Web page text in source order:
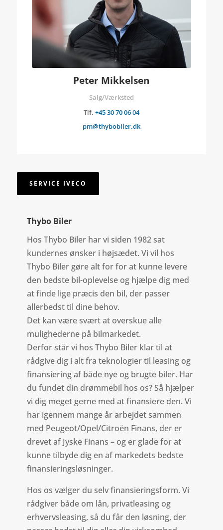
Peter Mikkelsen
Salg/Værksted
Tlf. +45 30 70 06 04
pm@thybobiler.dk
SERVICE IVECO
Thybo Biler
Hos Thybo Biler har vi siden 1982 sat
kundernes ønsker i højsædet. Vi vil hos
Thybo Biler gøre alt for for at kunne levere
den bedste bil-oplevelse og hjælpe dig med
at finde lige præcis den bil, der passer
allerbedst til dine behov.
Det kan være svært at overskue alle
mulighederne på bilmarkedet.
Derfor står vi hos Thybo Biler klar til at
rådgive dig i alt fra teknologier til leasing og
finansiering af både nye og brugte biler. Har
du fundet din drømmebil hos os? Så hjælper
vi dig meget gerne med at finansiere den. Vi
har igennem mange år arbejdet sammen
med Peugeot/Opel/Citroën Finans, der er
drevet af Jyske Finans – og er glade for at
kunne tilbyde dig en af markedets bedste
finansieringsløsninger.
Hos os vælger du selv finansieringsform. Vi
rådgiver både om lån, privatleasing og
erhvervsleasing, så du får den løsning, der